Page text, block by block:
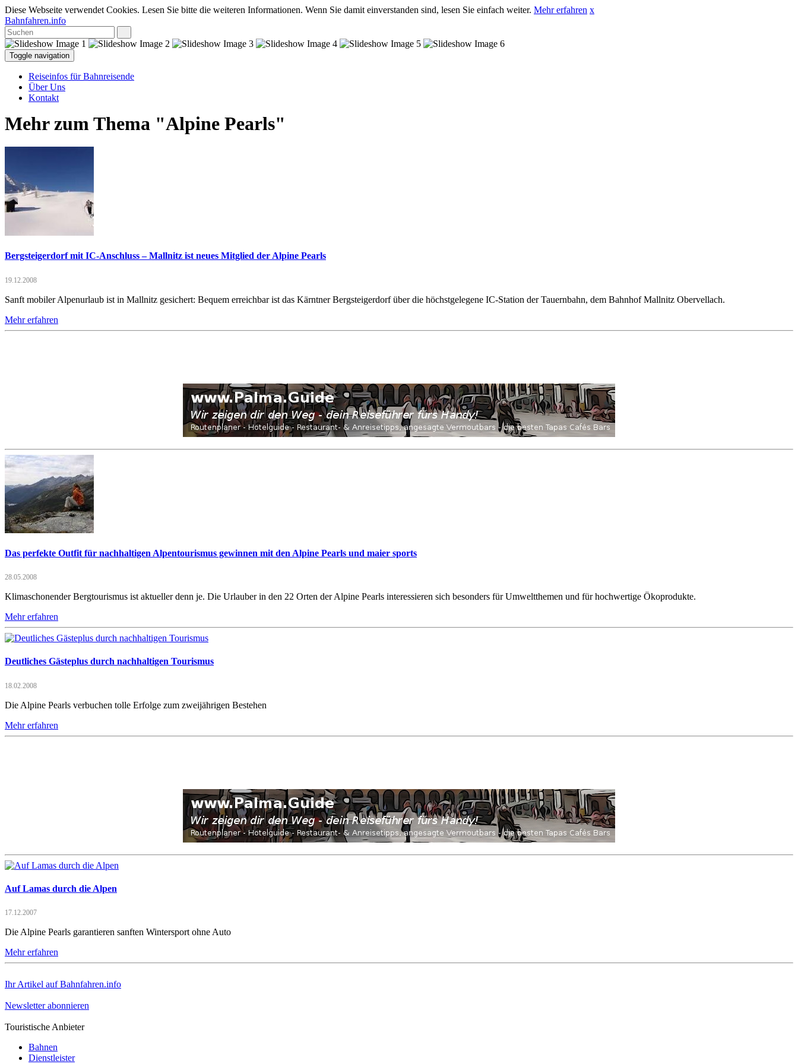
Diese Webseite verwendet Cookies. Lesen Sie bitte die weiteren Informationen. Wenn Sie damit einverstanden sind, lesen Sie einfach weiter. Mehr erfahren x
Bahnfahren.info
Toggle navigation
Reiseinfos für Bahnreisende
Über Uns
Kontakt
Mehr zum Thema "Alpine Pearls"
Bergsteigerdorf mit IC-Anschluss – Mallnitz ist neues Mitglied der Alpine Pearls
19.12.2008
Sanft mobiler Alpenurlaub ist in Mallnitz gesichert: Bequem erreichbar ist das Kärntner Bergsteigerdorf über die höchstgelegene IC-Station der Tauernbahn, dem Bahnhof Mallnitz Obervellach.
Mehr erfahren
Das perfekte Outfit für nachhaltigen Alpentourismus gewinnen mit den Alpine Pearls und maier sports
28.05.2008
Klimaschonender Bergtourismus ist aktueller denn je. Die Urlauber in den 22 Orten der Alpine Pearls interessieren sich besonders für Umweltthemen und für hochwertige Ökoprodukte.
Mehr erfahren
Deutliches Gästeplus durch nachhaltigen Tourismus
18.02.2008
Die Alpine Pearls verbuchen tolle Erfolge zum zweijährigen Bestehen
Mehr erfahren
Auf Lamas durch die Alpen
17.12.2007
Die Alpine Pearls garantieren sanften Wintersport ohne Auto
Mehr erfahren
Ihr Artikel auf Bahnfahren.info
Newsletter abonnieren
Touristische Anbieter
Bahnen
Dienstleister